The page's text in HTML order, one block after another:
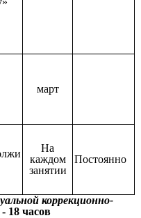
март
На
каждом
занятии
Постоянно
коррекционно-
- 18 часов